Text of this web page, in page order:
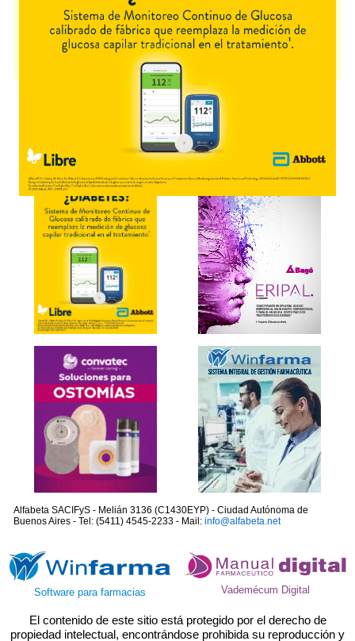
GADOLAXcontiene fosfato disódico+fosfato monosód.y se indica como
Evacuante intestinal . Es producido porGadory cuenta con 1
presentación disponible.
Algunas presentaciones cuentan con cobertura PAMI.
Otros productos confosfato disódico+fosfato monosód.
Otros productos deGador
Alfabeta SACIFyS - Melián 3136 (C1430EYP) - Ciudad Autónoma de
Buenos Aires - Tel: (5411) 4545-2233 - Mail: info@alfabeta.net
Software para farmacias Vademécum Digital
El contenido de este sitio está protegido por el derecho de
propiedad intelectual, encontrándose prohibida su reproducción y